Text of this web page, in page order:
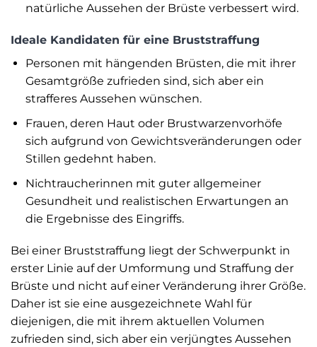
natürliche Aussehen der Brüste verbessert wird.
Ideale Kandidaten für eine Bruststraffung
Personen mit hängenden Brüsten, die mit ihrer
Gesamtgröße zufrieden sind, sich aber ein
strafferes Aussehen wünschen.
Frauen, deren Haut oder Brustwarzenvorhöfe
sich aufgrund von Gewichtsveränderungen oder
Stillen gedehnt haben.
Nichtraucherinnen mit guter allgemeiner
Gesundheit und realistischen Erwartungen an
die Ergebnisse des Eingriffs.
Bei einer Bruststraffung liegt der Schwerpunkt in
erster Linie auf der Umformung und Straffung der
Brüste und nicht auf einer Veränderung ihrer Größe.
Daher ist sie eine ausgezeichnete Wahl für
diejenigen, die mit ihrem aktuellen Volumen
zufrieden sind, sich aber ein verjüngtes Aussehen